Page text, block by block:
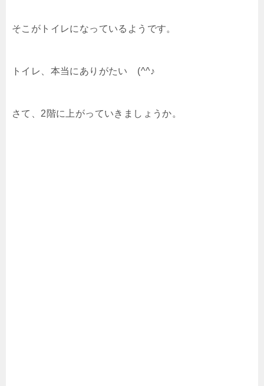
そこがトイレになっているようです。
トイレ、本当にありがたい (^^♪
さて、2階に上がっていきましょうか。